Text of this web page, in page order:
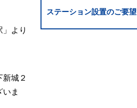
より
城２
ま
ステーション設置のご要望